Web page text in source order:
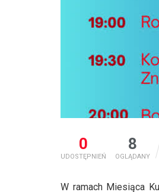
0
UDOSTĘPNIEŃ
8
OGLĄDANY
W ramach Miesiąca